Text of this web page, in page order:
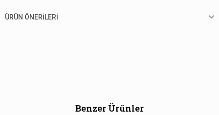
ÜRÜN ÖNERILERI
Benzer Ürünler